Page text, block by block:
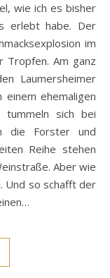
wie ich es bisher
erlebt habe. Der
im
Tropfen. Am ganz
Laumersheimer
einem ehemaligen
tummeln sich bei
die Forster und
Reihe stehen
Aber wie
Und so schafft der